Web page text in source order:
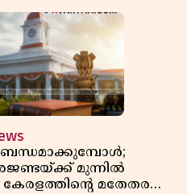
മുന്നിൽ
മതേതര